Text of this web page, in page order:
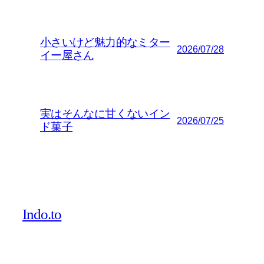
小さいけど魅力的なミター
イー屋さん
2026/07/28
実はそんなに甘くないイン
ド菓子
2026/07/25
Indo.to